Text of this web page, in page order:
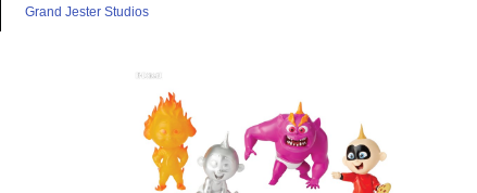
Grand Jester Studios